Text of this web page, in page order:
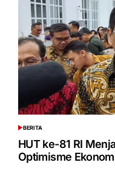
POSTED
IN
BERITA
HUT ke-81 RI
Optimisme